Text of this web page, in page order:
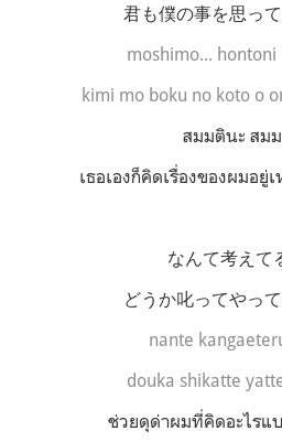
君も僕の事を思っ
moshimo... hontoni
kimi mo boku no koto o
สมมตินะ สม
เธอเองก็คิดเรื่องของผมอยู่
なんて考えて
どうか叱ってやっ
nante
douka shikatte
ช่วยดุด่าผมที่คิดอะไรแ